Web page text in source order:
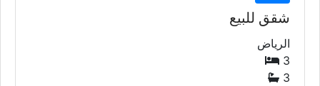
شقق للبيع
الرياض
3
3